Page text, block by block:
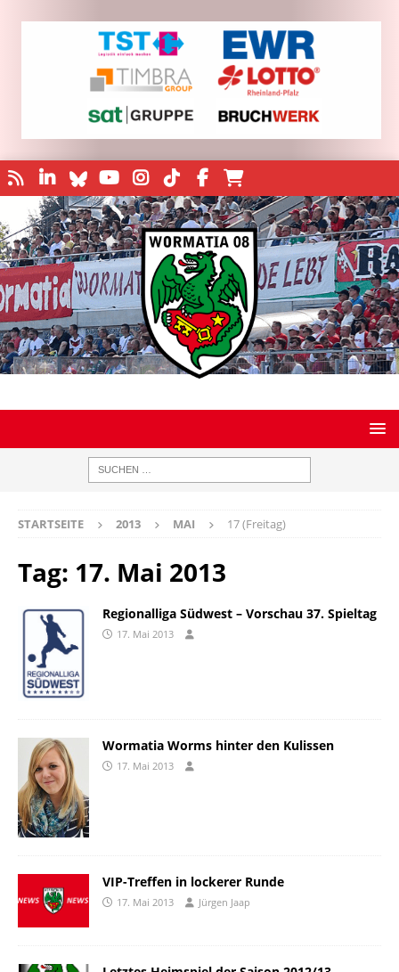
STARTSEITE 2013 MAI 17 (Freitag)
Tag: 17. Mai 2013
Regionalliga Südwest – Vorschau 37. Spieltag
17. Mai 2013
Wormatia Worms hinter den Kulissen
17. Mai 2013
VIP-Treffen in lockerer Runde
17. Mai 2013 Jürgen Jaap